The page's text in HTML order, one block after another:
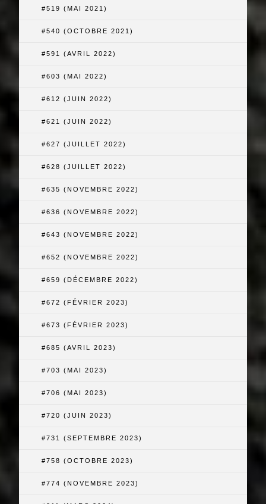
#519 (MAI 2021)
#540 (OCTOBRE 2021)
#591 (AVRIL 2022)
#603 (MAI 2022)
#612 (JUIN 2022)
#621 (JUIN 2022)
#627 (JUILLET 2022)
#628 (JUILLET 2022)
#635 (NOVEMBRE 2022)
#636 (NOVEMBRE 2022)
#643 (NOVEMBRE 2022)
#652 (NOVEMBRE 2022)
#659 (DÉCEMBRE 2022)
#672 (FÉVRIER 2023)
#673 (FÉVRIER 2023)
#685 (AVRIL 2023)
#703 (MAI 2023)
#706 (MAI 2023)
#720 (JUIN 2023)
#731 (SEPTEMBRE 2023)
#758 (OCTOBRE 2023)
#774 (NOVEMBRE 2023)